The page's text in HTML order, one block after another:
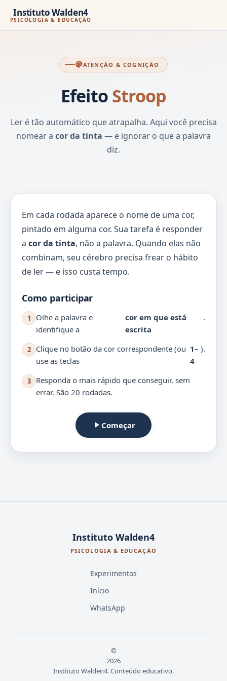
Instituto Walden4
PSICOLOGIA & EDUCAÇÃO
paletteATENÇÃO & COGNIÇÃO
EfeitoStroop
Ler é tão automático que atrapalha. Aqui você precisa
nomear a cor da tinta — e ignorar o que a palavra
diz.
Em cada rodada aparece o nome de uma cor,
pintado em alguma cor. Sua tarefa é responder
a cor da tinta, não a palavra. Quando elas não
combinam, seu cérebro precisa frear o hábito
de ler — e isso custa tempo.
Como participar
1
Olhe a palavra e
identifique a
cor em que está
escrita
.
2
Clique no botão da cor correspondente (ou
use as teclas
1–
4
).
3
Responda o mais rápido que conseguir, sem
errar. São 20 rodadas.
play_arrow Começar
Instituto Walden4
PSICOLOGIA & EDUCAÇÃO
Experimentos
Início
WhatsApp
©
2026
Instituto Walden4. Conteúdo educativo.